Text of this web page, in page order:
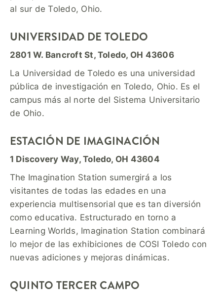
al sur de Toledo, Ohio.
UNIVERSIDAD DE TOLEDO
2801 W. Bancroft St, Toledo, OH 43606
La Universidad de Toledo es una universidad
pública de investigación en Toledo, Ohio. Es el
campus más al norte del Sistema Universitario
de Ohio.
ESTACIÓN DE IMAGINACIÓN
1 Discovery Way, Toledo, OH 43604
The Imagination Station sumergirá a los
visitantes de todas las edades en una
experiencia multisensorial que es tan diversión
como educativa. Estructurado en torno a
Learning Worlds, Imagination Station combinará
lo mejor de las exhibiciones de COSI Toledo con
nuevas adiciones y mejoras dinámicas.
QUINTO TERCER CAMPO